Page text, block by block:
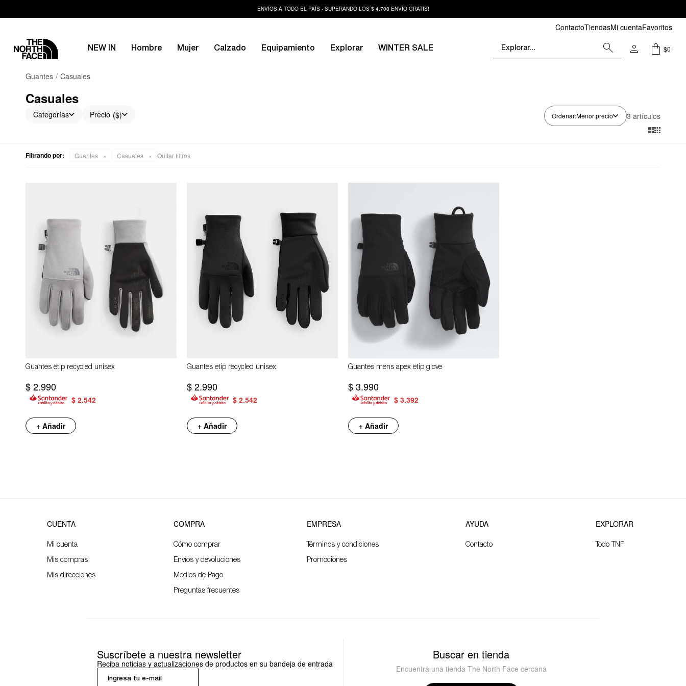
ENVÍOS A TODO EL PAÍS - SUPERANDO LOS $ 4.700 ENVÍO GRATIS!
ContactoTiendasMi cuentaFavoritos
NEW IN Hombre Mujer Calzado Equipamiento Explorar WINTER SALE $0
Guantes Casuales
Casuales
Categorías Precio ($) Menor precio 3 artículos

Filtrando por: Guantes Casuales Quitar filtros
Guantes etip recycled unisex
$2.990
$ 2.542
+ Añadir
Guantes etip recycled unisex
$2.990
$ 2.542
+ Añadir
Guantes mens apex etip glove
$3.990
$ 3.392
+ Añadir
CUENTA
Mi cuenta
Mis compras
Mis direcciones
COMPRA
Cómo comprar
Envíos y devoluciones
Medios de Pago
Preguntas frecuentes
EMPRESA
Términos y condiciones
Promociones
AYUDA
Contacto
EXPLORAR
Todo TNF
Suscríbete a nuestra newsletter
Reciba noticias y actualizaciones de productos en su bandeja de entrada
Buscar en tienda
Encuentra una tienda The North Face cercana